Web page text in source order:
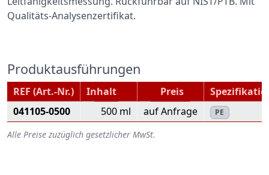
Qualitäts-Analysenzertifikat.
Produktausführungen
Alle Preise zuzüglich gesetzlicher MwSt.
REF (Art.-Nr.) Inhalt Preis
041105-0500
500 ml auf Anfrage PE